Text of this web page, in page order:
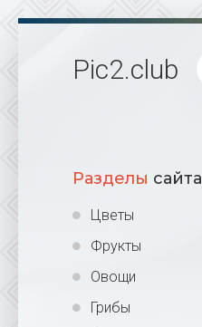
Pic2.club
Разделы сайта
Цветы
Фрукты
Овощи
Грибы